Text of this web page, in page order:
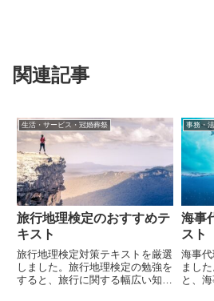
関連記事
生活・サービス・冠婚葬祭
旅行地理検定のおすすめテ
キスト
旅行地理検定対策テキストを厳選
しました。旅行地理検定の勉強を
すると、旅行に関する幅広い知識
事務・
海事
スト
海事
まし
と、